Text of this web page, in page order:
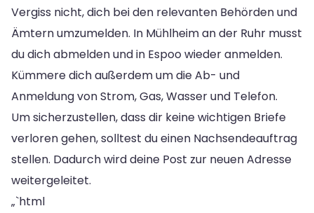
Vergiss nicht, dich bei den relevanten Behörden und
Ämtern umzumelden. In Mühlheim an der Ruhr musst
du dich abmelden und in Espoo wieder anmelden.
Kümmere dich außerdem um die Ab- und
Anmeldung von Strom, Gas, Wasser und Telefon.
Um sicherzustellen, dass dir keine wichtigen Briefe
verloren gehen, solltest du einen Nachsendeauftrag
stellen. Dadurch wird deine Post zur neuen Adresse
weitergeleitet.
„`html